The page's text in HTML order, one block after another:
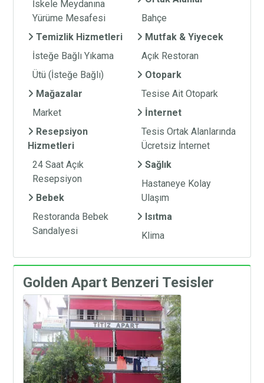
İskele Meydanına
Yürüme Mesafesi
Temizlik Hizmetleri
İsteğe Bağlı Yıkama
Ütü (İsteğe Bağlı)
Mağazalar
Market
Hizmetleri
24 Saat Açık
Resepsiyon
Bebek
Restoranda Bebek
Sandalyesi
Bahçe
Mutfak & Yiyecek
Açık Restoran
Otopark
Tesise Ait Otopark
İnternet
Tesis Ortak Alanlarında
Ücretsiz İnternet
Sağlık
Hastaneye Kolay
Ulaşım
Isıtma
Klima
Golden Apart Benzeri Tesisler